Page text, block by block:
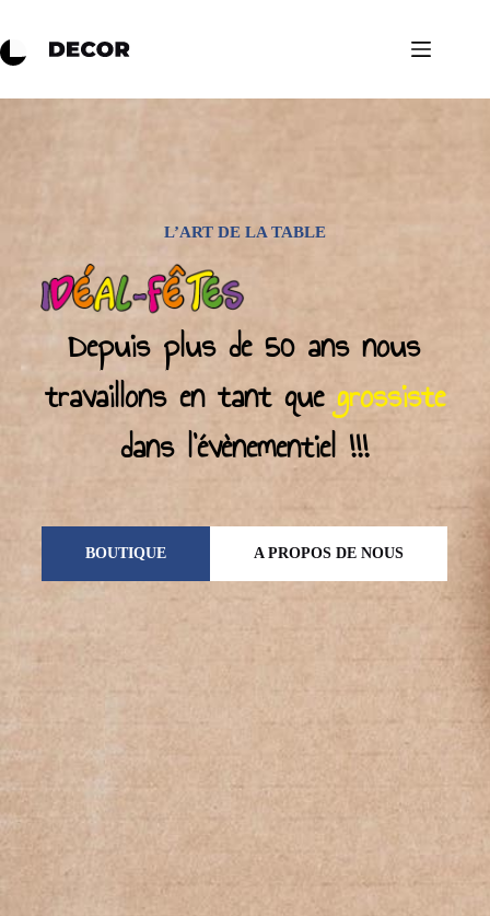
L’ART DE LA TABLE
Depuis plus de 50 ans nous
travaillons en tant que grossiste
dans l’évènementiel !!!
BOUTIQUE A PROPOS DE NOUS